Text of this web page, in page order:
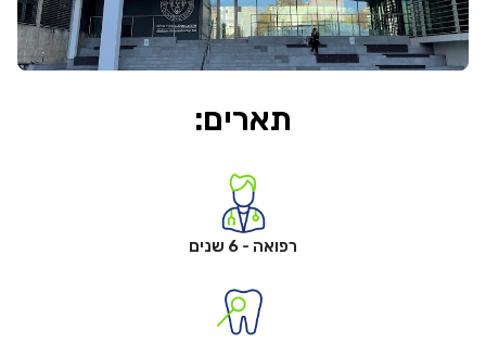
תארים:
רפואה - 6 שנים